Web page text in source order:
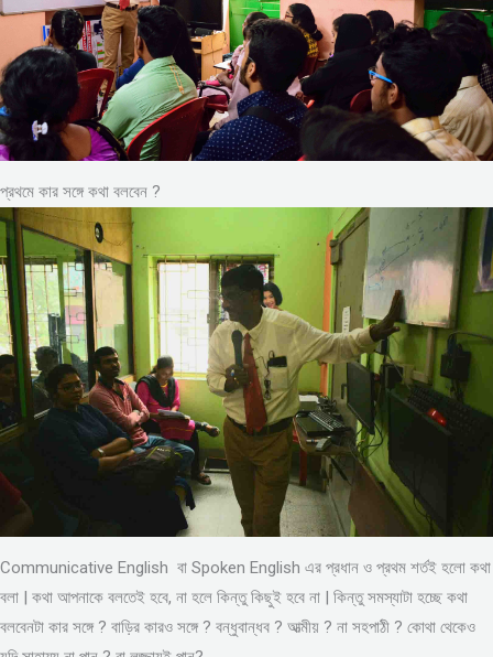
প্রথমে কার সঙ্গে কথা বলবেন ?
Communicative English বা Spoken English এর প্রধান ও প্রথম শর্তই হলো কথা
বলা | কথা আপনাকে বলতেই হবে, না হলে কিন্তু কিছুই হবে না | কিন্তু সমস্যাটা হচ্ছে কথা
বলবেনটা কার সঙ্গে ? বাড়ির কারও সঙ্গে ? বন্ধুবান্ধব ? আত্মীয় ? না সহপাঠী ? কোথা থেকেও